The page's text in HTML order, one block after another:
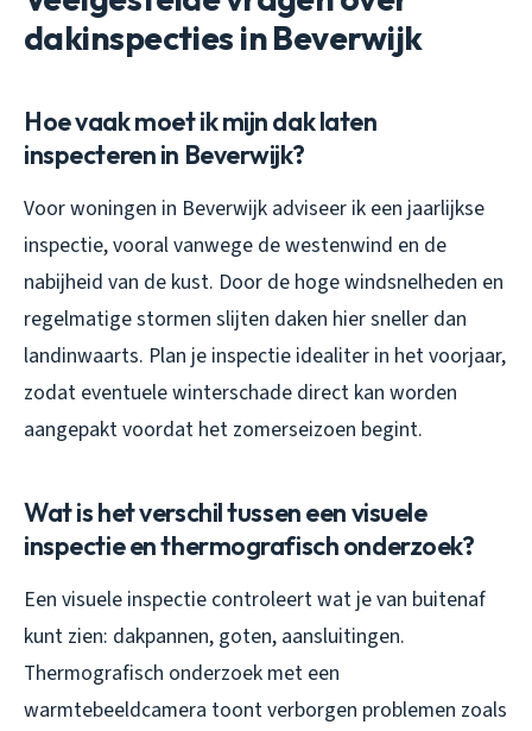
dakinspecties in Beverwijk
Hoe vaak moet ik mijn dak laten
inspecteren in Beverwijk?
Voor woningen in Beverwijk adviseer ik een jaarlijkse
inspectie, vooral vanwege de westenwind en de
nabijheid van de kust. Door de hoge windsnelheden en
regelmatige stormen slijten daken hier sneller dan
landinwaarts. Plan je inspectie idealiter in het voorjaar,
zodat eventuele winterschade direct kan worden
aangepakt voordat het zomerseizoen begint.
Wat is het verschil tussen een visuele
inspectie en thermografisch onderzoek?
Een visuele inspectie controleert wat je van buitenaf
kunt zien: dakpannen, goten, aansluitingen.
Thermografisch onderzoek met een
warmtebeeldcamera toont verborgen problemen zoals